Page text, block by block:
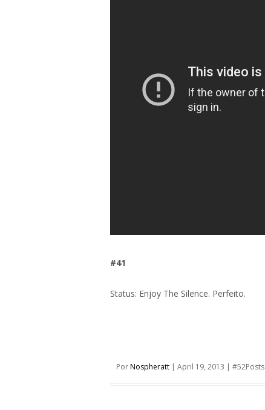
#41
Status: Enjoy The Silence. Perfeito.
PorNospheratt | April 19, 2013 | #52Posts